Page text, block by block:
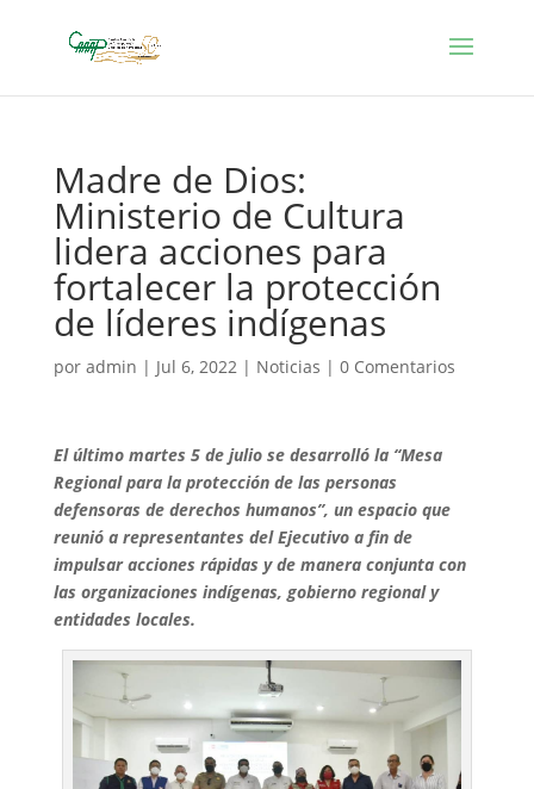
Madre de Dios:
Ministerio de Cultura
lidera acciones para
fortalecer la protección
de líderes indígenas
por admin | Jul 6, 2022| Noticias | 0 Comentarios
El último martes 5 de julio se desarrolló la “Mesa
Regional para la protección de las personas
defensoras de derechos humanos”, un espacio que
reunió a representantes del Ejecutivo a fin de
impulsar acciones rápidas y de manera conjunta con
las organizaciones indígenas, gobierno regional y
entidades locales.